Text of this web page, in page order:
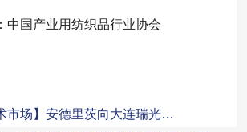
国产业用纺织品行业协会
市场】安德里茨向大连瑞光…